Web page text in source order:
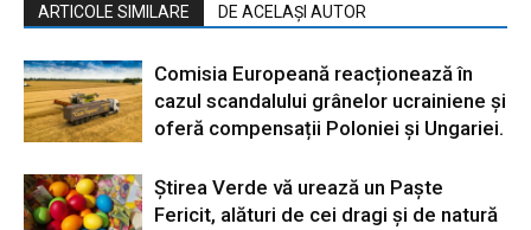
ARTICOLE SIMILARE DE ACELAȘI AUTOR
Comisia Europeană reacționează în
cazul scandalului grânelor ucrainiene și
oferă compensații Poloniei și Ungariei.
Știrea Verde vă urează un Paște
Fericit, alături de cei dragi și de natură